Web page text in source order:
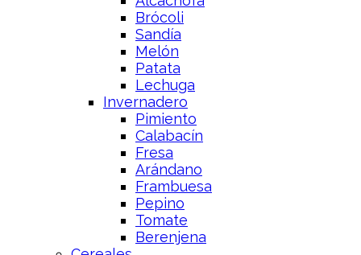
Brócoli
Sandía
Melón
Patata
Lechuga
Invernadero
Pimiento
Calabacín
Fresa
Arándano
Frambuesa
Pepino
Tomate
Berenjena